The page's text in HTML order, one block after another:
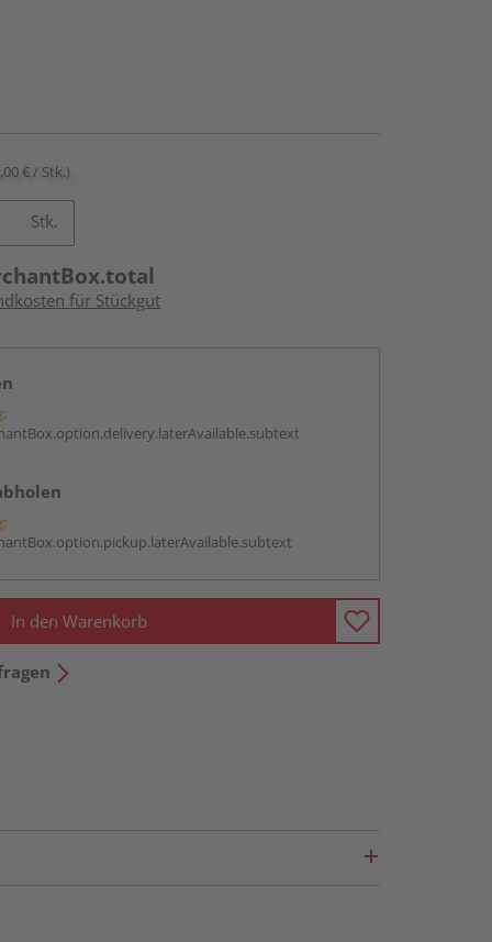
€ / Stk.)
Stk.
für Stückgut
In den Warenkorb